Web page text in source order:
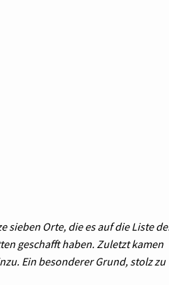
sieben Orte, die es auf die Liste
geschafft haben. Zuletzt kamen
Ein besonderer Grund, stolz zu